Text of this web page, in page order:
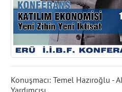
Konuşmacı: Temel Hazıroğlu -
Yardımcısı